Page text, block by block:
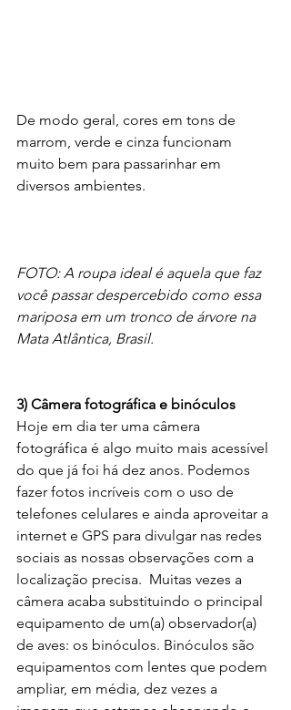
De modo geral, cores em tons de
marrom, verde e cinza funcionam
muito bem para passarinhar em
diversos ambientes.
FOTO: A roupa ideal é aquela que faz
você passar despercebido como essa
mariposa em um tronco de árvore na
Mata Atlântica, Brasil.
3) Câmera fotográfica e binóculos
Hoje em dia ter uma câmera
fotográfica é algo muito mais acessível
do que já foi há dez anos. Podemos
fazer fotos incríveis com o uso de
telefones celulares e ainda aproveitar a
internet e GPS para divulgar nas redes
sociais as nossas observações com a
localização precisa.  Muitas vezes a
câmera acaba substituindo o principal
equipamento de um(a) observador(a)
de aves: os binóculos. Binóculos são
equipamentos com lentes que podem
ampliar, em média, dez vezes a